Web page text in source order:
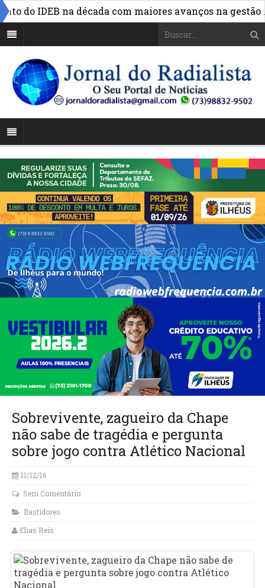
IDEB na década com maiores avanços na gestão
Sobrevivente, zagueiro da Chape
não sabe de tragédia e pergunta
sobre jogo contra Atlético Nacional
11/12/16
Sem Comentário
Bastidores
Elias Reis